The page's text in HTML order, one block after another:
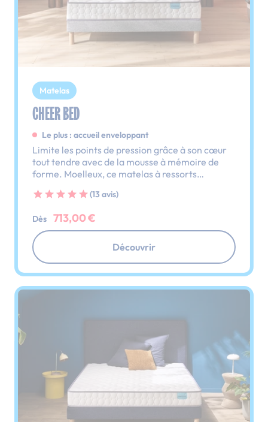
Matelas
CHEER BED
Le plus : accueil enveloppant
Limite les points de pression grâce à son cœur
tout tendre avec de la mousse à mémoire de
forme. Moelleux, ce matelas à ressorts
(13 avis)
Dès 713,00 €
Découvrir